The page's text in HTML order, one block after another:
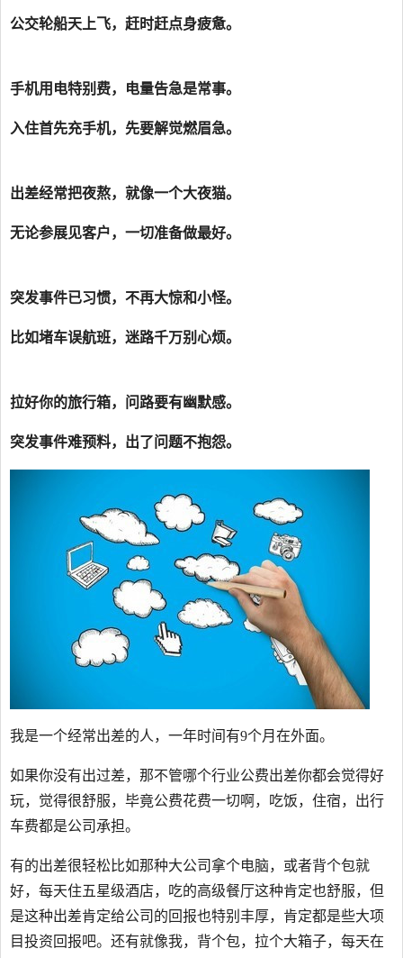
公交轮船天上飞，赶时赶点身疲惫。
手机用电特别费，电量告急是常事。
入住首先充手机，先要解觉燃眉急。
出差经常把夜熬，就像一个大夜猫。
无论参展见客户，一切准备做最好。
突发事件已习惯，不再大惊和小怪。
比如堵车误航班，迷路千万别心烦。
拉好你的旅行箱，问路要有幽默感。
突发事件难预料，出了问题不抱怨。
我是一个经常出差的人，一年时间有9个月在外面。
如果你没有出过差，那不管哪个行业公费出差你都会觉得好
玩，觉得很舒服，毕竟公费花费一切啊，吃饭，住宿，出行
车费都是公司承担。
有的出差很轻松比如那种大公司拿个电脑，或者背个包就
好，每天住五星级酒店，吃的高级餐厅这种肯定也舒服，但
是这种出差肯定给公司的回报也特别丰厚，肯定都是些大项
目投资回报吧。还有就像我，背个包，拉个大箱子，每天在